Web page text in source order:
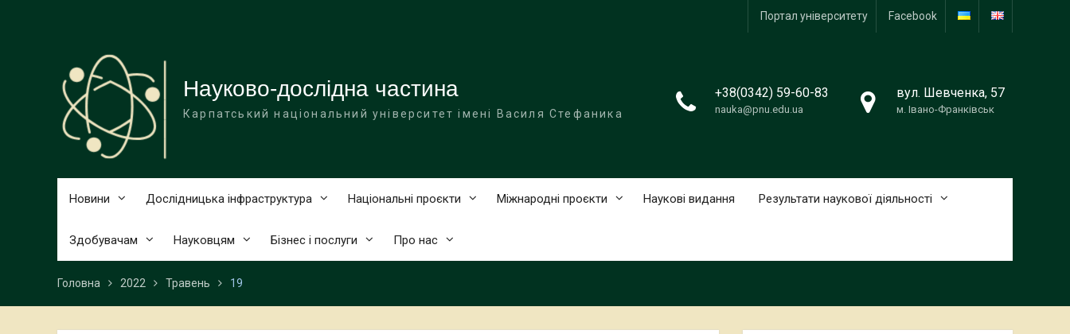
Портал університету Facebook
Науково-дослідна частина
Карпатський національний університет імені Василя Стефаника
+38(0342) 59-60-83
nauka@pnu.edu.ua
вул. Шевченка, 57
м. Івано-Франківськ
Новини Дослідницька інфраструктура Національні проєкти Міжнародні проєкти Наукові видання Результати наукової діяльності
Здобувачам Науковцям Бізнес і послуги Про нас
Головна 2022 Травень 19